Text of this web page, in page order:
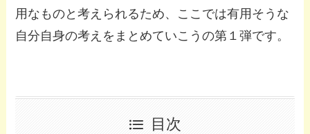
用なものと考えられるため、ここでは有用そうな
自分自身の考えをまとめていこうの第１弾です。
目次